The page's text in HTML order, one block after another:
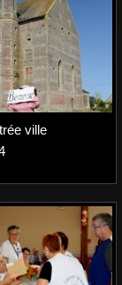
ville